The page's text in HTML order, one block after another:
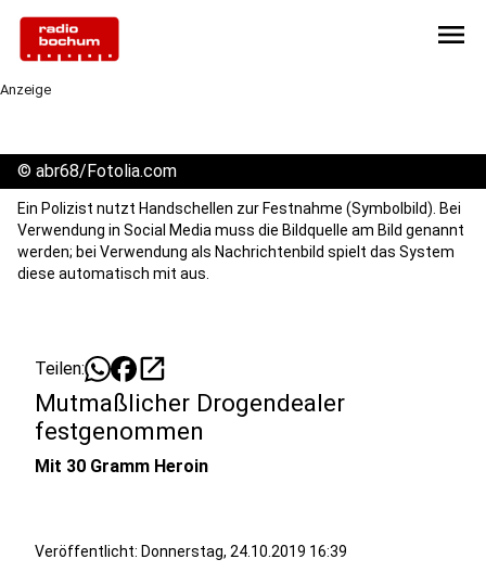
menu
Anzeige
© abr68/Fotolia.com
Ein Polizist nutzt Handschellen zur Festnahme (Symbolbild). Bei
Verwendung in Social Media muss die Bildquelle am Bild genannt
werden; bei Verwendung als Nachrichtenbild spielt das System
diese automatisch mit aus.
Teilen: open_in_new
Mutmaßlicher Drogendealer
festgenommen
Mit 30 Gramm Heroin
Veröffentlicht: Donnerstag, 24.10.2019 16:39